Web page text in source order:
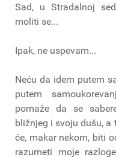
Sad, u Stradalnoj
moliti se...
Ipak, ne
Neću da idem putem
putem
pomaže da se
bližnjeg i svoju dušu,
će, makar nekom, biti
razumeti moje